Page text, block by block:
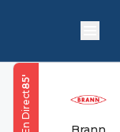
85
'
En Direct